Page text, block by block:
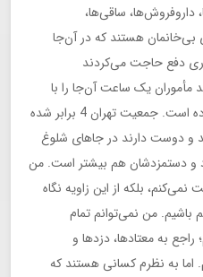
داروفروش‌ها، ساقی‌ها،
هستند که در آن‌جا
دفع حاجت می‌کردند
مأموران یک ساعت آن‌جا را با
شلنگ می‌شستند. جامعه سقوط کرده است. جمعیت تهران 4 برابر شده
و دوست دارند در جاهای شلوغ
و دستمزدشان هم بیشتر است. من
بلکه از این زاویه نگاه
باشیم. من نمی‌توانم تمام
به معتادها، دزدها و
اما به نظرم کسانی هستند که